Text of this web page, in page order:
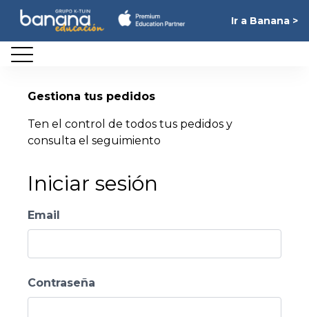
Ir a Banana >
Gestiona tus pedidos
Ten el control de todos tus pedidos y
consulta el seguimiento
Iniciar sesión
Email
Contraseña